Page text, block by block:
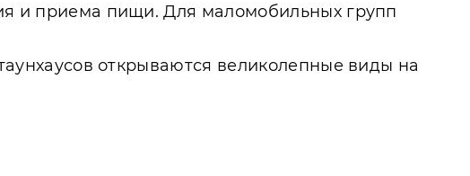
и приема пищи. Для маломобильных групп
открываются великолепные виды на